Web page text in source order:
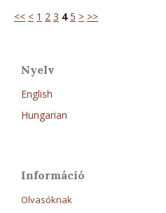
<< < 1 2 3 4 5 > >>
Nyelv
English
Hungarian
Információ
Olvasóknak